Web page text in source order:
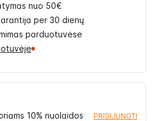
nuo 50€
per 30 dienų
parduotuvėse
10% nuolaidos
PRISIJUNGTI